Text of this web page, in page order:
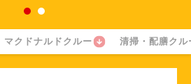
マクドナルドクルー 清掃・配膳クル